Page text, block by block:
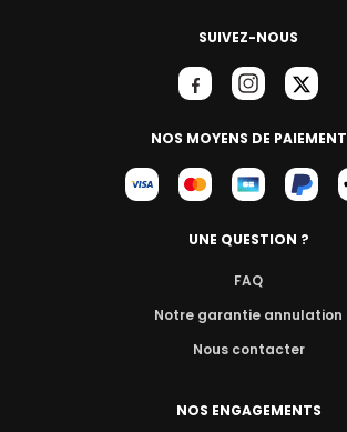
SUIVEZ-NOUS
NOS MOYENS DE PAIEMENT
UNE QUESTION ?
FAQ
Notre garantie annulation
Nous contacter
NOS ENGAGEMENTS